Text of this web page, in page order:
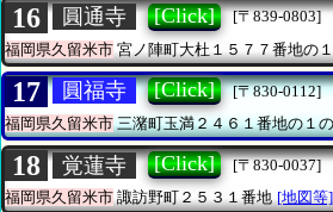
16 圓通寺 [Click]
[〒839-0803]
福岡県久留米市 宮ノ陣町大杜１５７７番地の１
17 圓福寺 [Click]
[〒830-0112]
福岡県久留米市三潴町玉満２４６１番地の１
18 覚蓮寺 [Click]
[〒830-0037]
福岡県久留米市諏訪野町２５３１番地 [地図等]